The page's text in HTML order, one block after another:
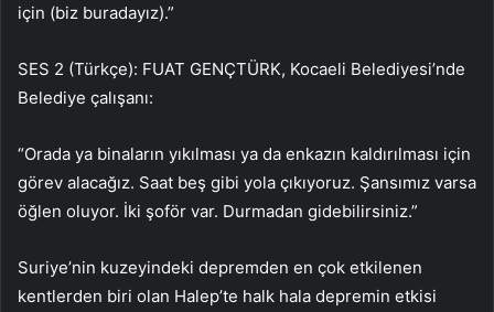
için (biz buradayız).”
SES 2 (Türkçe): FUAT GENÇTÜRK, Kocaeli Belediyesi’nde
Belediye çalışanı:
“Orada ya binaların yıkılması ya da enkazın kaldırılması için
görev alacağız. Saat beş gibi yola çıkıyoruz. Şansımız varsa
öğlen oluyor. İki şoför var. Durmadan gidebilirsiniz.”
Suriye’nin kuzeyindeki depremden en çok etkilenen
kentlerden biri olan Halep’te halk hala depremin etkisi